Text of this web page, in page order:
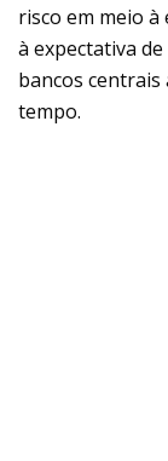
risco em meio
à expectativa
bancos
tempo.